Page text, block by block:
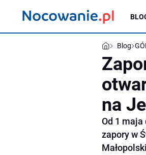
Blog
na
Od 1 maja
zapory w